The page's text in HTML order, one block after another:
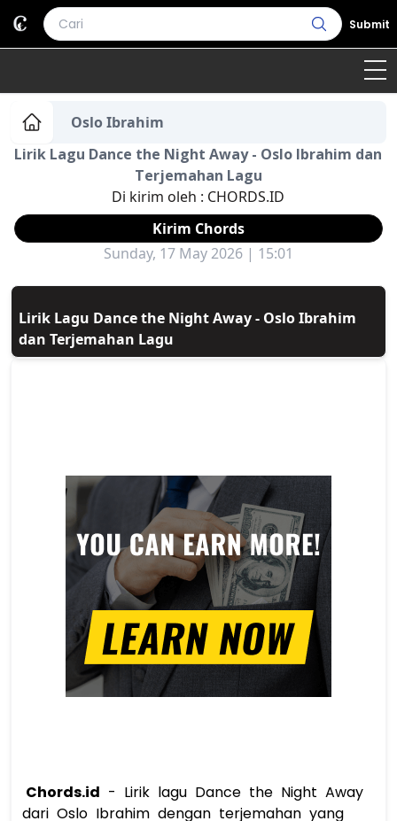
Submit
Home
Genre Country Bahasa Daerah
Terjemahan
Daftar Isi
Oslo Ibrahim
Lirik Lagu Dance the Night Away - Oslo Ibrahim dan
Terjemahan Lagu
Di kirim oleh : CHORDS.ID
Kirim Chords
Sunday, 17 May 2026 | 15:01
Lirik Lagu Dance the Night Away - Oslo Ibrahim
dan Terjemahan Lagu
Chords.id - Lirik lagu Dance the Night Away
dari Oslo Ibrahim dengan terjemahan yang